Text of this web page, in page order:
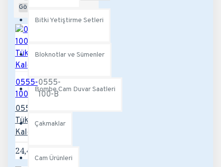
Bitki Yetiştirme Setleri
Bloknotlar ve Sümenler
Bombe Cam Duvar Saatleri
Çakmaklar
Cam Ürünleri
Göster:
0555-
100
0555-
100-B
0555-100-B
Tükenmez
Kalem
24,48TL